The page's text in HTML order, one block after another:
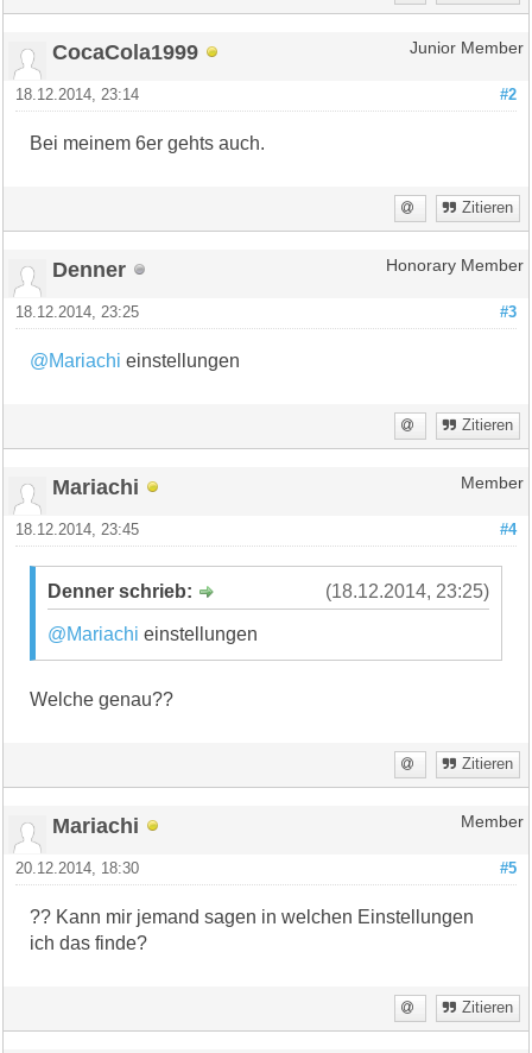
CocaCola1999 Junior Member
#2
18.12.2014, 23:14
Bei meinem 6er gehts auch.
Zitieren
Denner Honorary Member
#3
18.12.2014, 23:25
@Mariachi einstellungen
Zitieren
Mariachi Member
#4
18.12.2014, 23:45
(18.12.2014, 23:25)
Denner schrieb:
@Mariachi einstellungen
Welche genau??
Zitieren
Mariachi Member
#5
20.12.2014, 18:30
?? Kann mir jemand sagen in welchen Einstellungen
ich das finde?
Zitieren